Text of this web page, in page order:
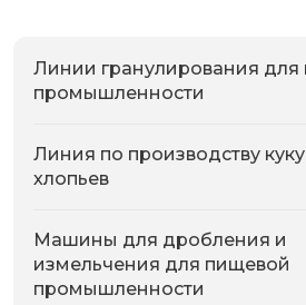
Линии гранулирования для
промышленности
Линия по производству
хлопьев
Машины для дробления и
измельчения для пищевой
промышленности